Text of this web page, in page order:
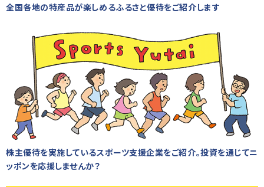
全国各地の特産品が楽しめるふるさと優待をご紹介します
株主優待を実施しているスポーツ支援企業をご紹介。投資を通じてニ
ッポンを応援しませんか？